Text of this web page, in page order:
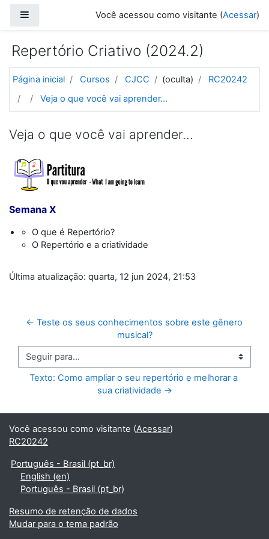
Você acessou como visitante (Acessar)
Repertório Criativo (2024.2)
Página inicial Cursos CJCC (oculta)
RC20242
Veja o que você vai aprender...
Veja o que você vai aprender...
Semana X
O que é Repertório?
O Repertório e a criatividade
Última atualização: quarta, 12 jun 2024, 21:53
← Teste os seus conhecimentos sobre este gênero
musical?
Seguir para...
Texto: Como ampliar o seu repertório e melhorar a
sua criatividade →
Você acessou como visitante (Acessar)
RC20242
Português - Brasil ‎(pt_br)‎
English ‎(en)‎
Português - Brasil ‎(pt_br)‎
Resumo de retenção de dados
Mudar para o tema padrão